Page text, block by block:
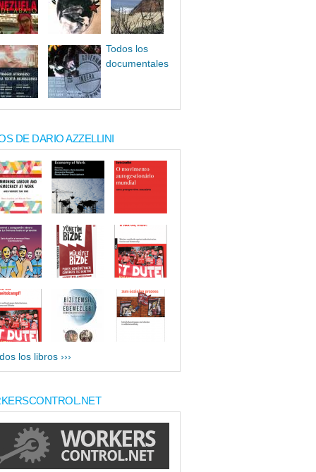
Todos los
documentales
DE DARIO AZZELLINI
los libros ›››